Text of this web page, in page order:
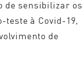
de sensibilizar os
à Covid-19,
de